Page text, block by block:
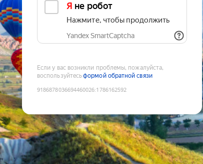
Я не робот
Нажмите, чтобы продолжить
Yandex SmartCaptcha
Если у вас возникли проблемы, пожалуйста,
воспользуйтесьформой обратной связи
9186878036694460026:1786162592